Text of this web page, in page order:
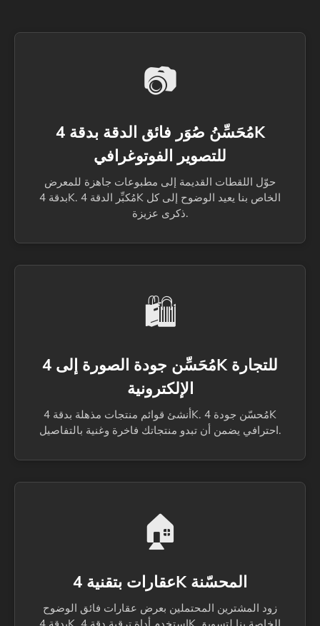
📷
مُحَسِّنُ صُوَر فائق الدقة بدقة 4K
للتصوير الفوتوغرافي
حوّل اللقطات القديمة إلى مطبوعات جاهزة للمعرض
بدقة 4K. مُكبِّر الدقة 4K الخاص بنا يعيد الوضوح إلى كل
ذكرى عزيزة.
🛍️
مُحَسِّن جودة الصورة إلى 4K للتجارة
الإلكترونية
أنشئ قوائم منتجات مذهلة بدقة 4K. مُحسّن جودة 4K
احترافي يضمن أن تبدو منتجاتك فاخرة وغنية بالتفاصيل.
🏠
عقارات بتقنية 4K المحسّنة
زود المشترين المحتملين بعرض عقارات فائق الوضوح